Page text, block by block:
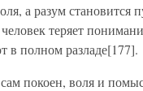
а разум становится
теряет
в полном разладе[177].
покоен, воля и